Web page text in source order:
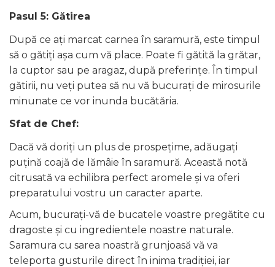
Pasul 5: Gătirea
După ce ați marcat carnea în saramură, este timpul
să o gătiți așa cum vă place. Poate fi gătită la grătar,
la cuptor sau pe aragaz, după preferințe. În timpul
gătirii, nu veți putea să nu vă bucurați de mirosurile
minunate ce vor inunda bucătăria.
Sfat de Chef:
Dacă vă doriți un plus de prospețime, adăugați
puțină coajă de lămâie în saramură. Această notă
citrusată va echilibra perfect aromele și va oferi
preparatului vostru un caracter aparte.
Acum, bucurați-vă de bucatele voastre pregătite cu
dragoste și cu ingredientele noastre naturale.
Saramura cu sarea noastră grunjoasă vă va
teleporta gusturile direct în inima tradiției, iar